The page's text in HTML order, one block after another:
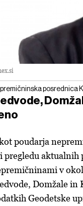
posrednica
poudarja
pregledu aktualnih
v
Domžale in
Geodetske